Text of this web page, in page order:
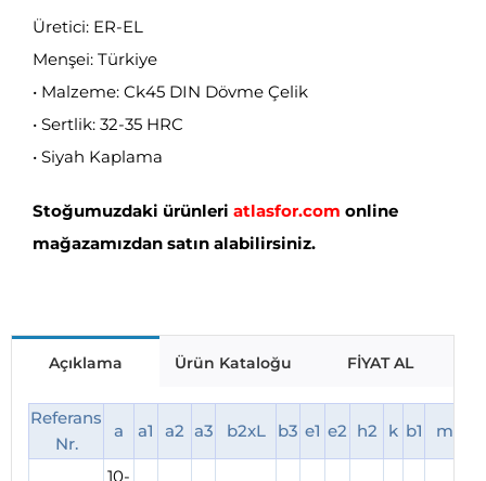
Üretici: ER-EL
Menşei: Türkiye
• Malzeme: Ck45 DIN Dövme Çelik
• Sertlik: 32-35 HRC
• Siyah Kaplama
Stoğumuzdaki ürünleri atlasfor.com online
mağazamızdan satın alabilirsiniz.
Açıklama Ürün Kataloğu FİYAT AL
Referans
Nr.
a a1 a2 a3 b2xL b3 e1 e2 h2 k b1 m
10-